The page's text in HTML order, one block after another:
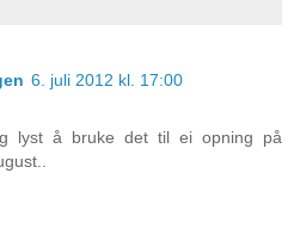
6. juli 2012 kl. 17:00
lyst å bruke det til ei opning på